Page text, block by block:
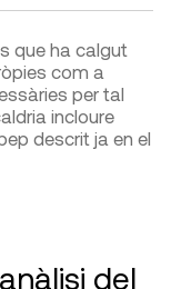
que ha calgut
com a
per tal
incloure
descrit ja en el
del